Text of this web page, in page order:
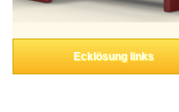
Ecklösung links